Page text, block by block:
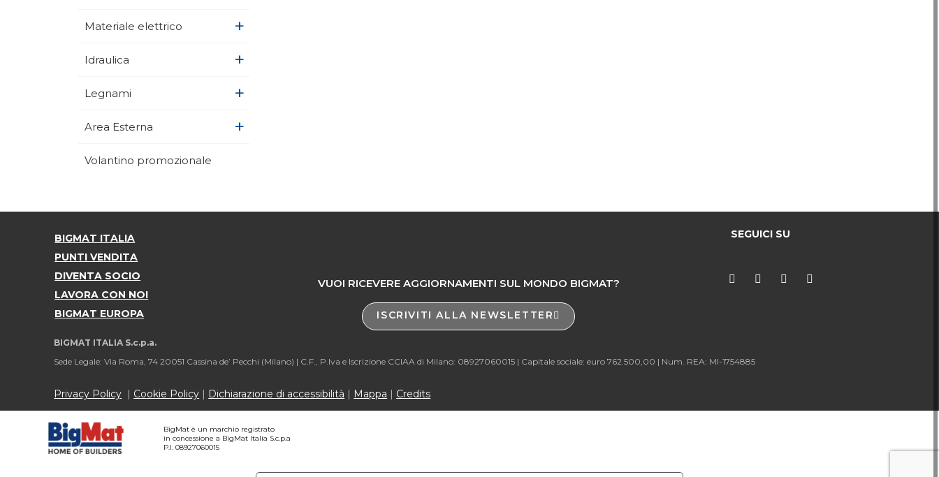
Materiale elettrico +
Idraulica +
Legnami +
Area Esterna +
Volantino promozionale
BIGMAT ITALIA
PUNTI VENDITA
DIVENTA SOCIO
LAVORA CON NOI
BIGMAT EUROPA
VUOI RICEVERE AGGIORNAMENTI SUL MONDO BIGMAT?
ISCRIVITI ALLA NEWSLETTER
SEGUICI SU
BIGMAT ITALIA S.c.p.a.
Sede Legale: Via Roma, 74 20051 Cassina de’ Pecchi (Milano) | C.F., P.Iva e Iscrizione CCIAA di Milano: 08927060015 | Capitale sociale: euro 762.500,00 | Num. REA: MI-1754885
Privacy Policy | Cookie Policy | Dichiarazione di accessibilità | Mappa | Credits
BigMat è un marchio registrato
in concessione a BigMat Italia S.c.p.a
P.I. 08927060015